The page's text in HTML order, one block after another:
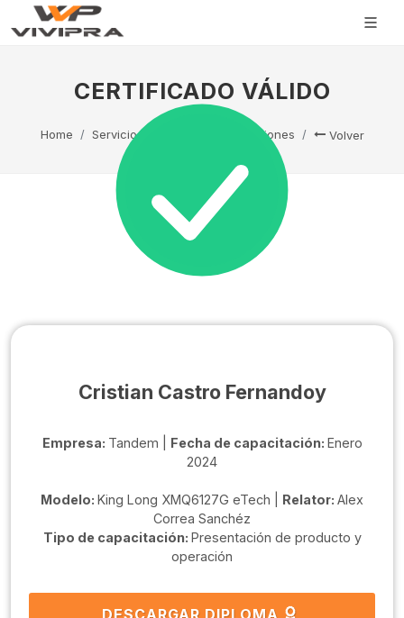
CERTIFICADO VÁLIDO
Home Servicio Técnico Capacitaciones Volver
Cristian Castro Fernandoy
Empresa: Tandem | Fecha de capacitación: Enero
2024
Modelo: King Long XMQ6127G eTech | Relator: Alex
Correa Sanchéz
Tipo de capacitación: Presentación de producto y
operación
DESCARGAR DIPLOMA